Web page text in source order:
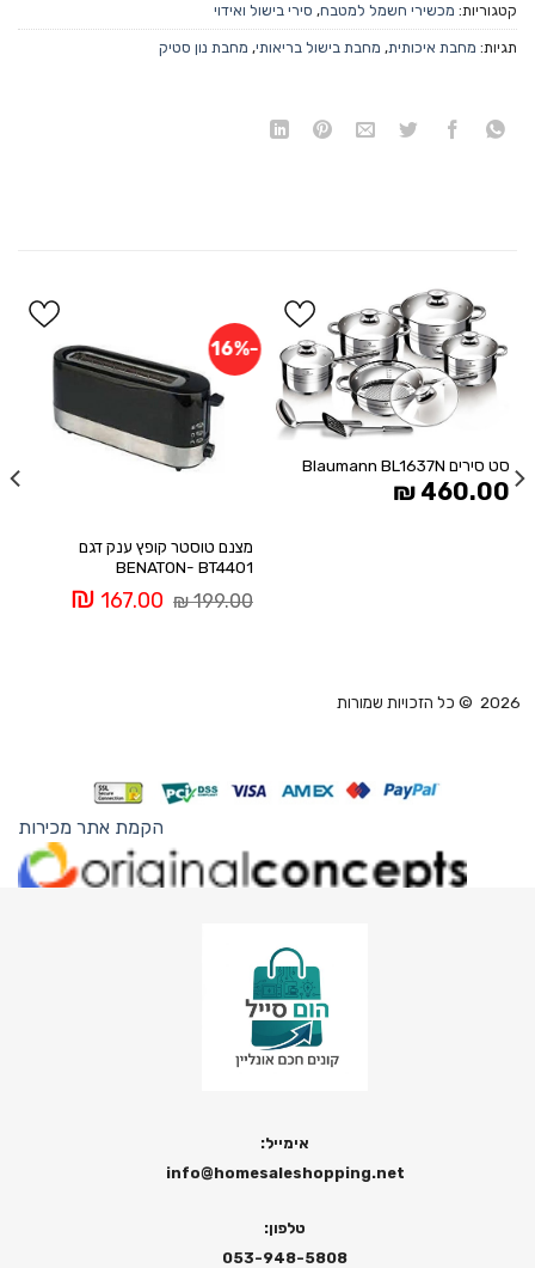
קטגוריות: מכשירי חשמל למטבח, סירי בישול ואידוי
תגיות: מחבת איכותית, מחבת בישול בריאותי, מחבת נון סטיק
הוסף
ל
WISHLIST
סט סירים Blaumann BL1637N
460.00
₪
-16%
הוסף
WISHLIST
‏מצנם טוסטר קופץ ענק דגם
BENATON- BT4401
199.00
₪
המחיר
המקורי
167.00
₪המחיר
הנוכחי
הקמת אתר מכירות
אימייל:
info@homesaleshopping.net
טלפון:
053-948-5808